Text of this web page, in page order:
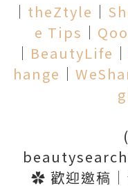
│ theZtyle │
e Tips │
│ BeautyLife │
hange │
✿ 歡迎邀稿